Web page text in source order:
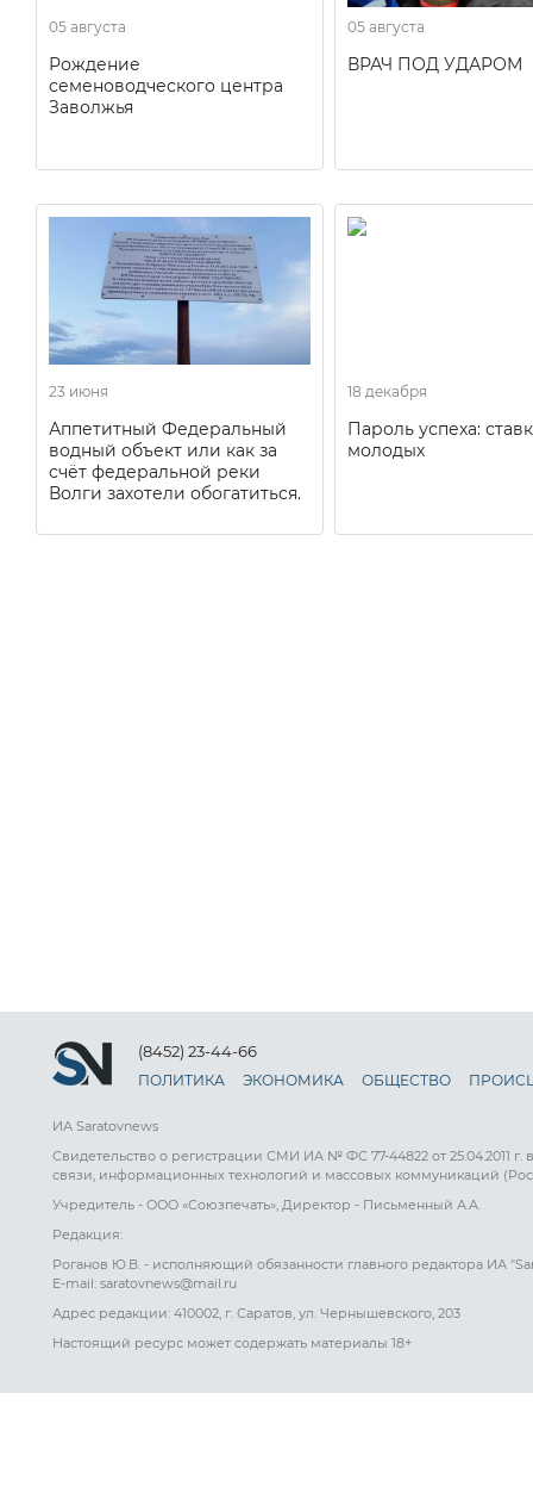
05 августа
Рождение
семеноводческого центра
Заволжья
05 августа
ВРАЧ ПОД УДАРОМ
23 июня
Аппетитный Федеральный
водный объект или как за
счёт федеральной реки
Волги захотели обогатиться.
18 декабря
Пароль успеха:
молодых
(8452) 23-44-66
ПОЛИТИКА ЭКОНОМИКА ОБЩЕСТВО
ИА Saratovnews
Свидетельство о регистрации СМИ ИА № ФС 77-44822 от 25.04.2011
связи, информационных технологий и массовых коммуникаций
Учредитель - ООО «Союзпечать», Директор - Письменный А.А.
Редакция:
Роганов Ю.В. - исполняющий обязанности главного редактора ИА
E-mail: saratovnews@mail.ru
Адрес редакции: 410002, г. Саратов, ул. Чернышевского, 203
Настоящий ресурс может содержать материалы 18+